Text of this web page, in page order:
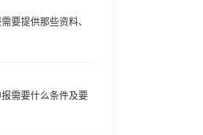
要提供那些资料、
需要什么条件及要